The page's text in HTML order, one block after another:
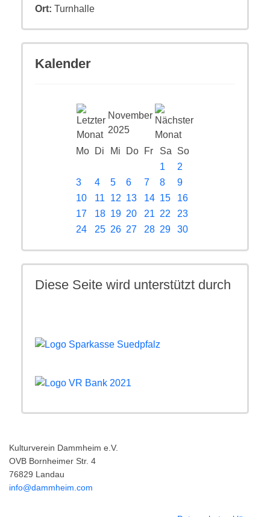
Ort: Turnhalle
Kalender
November
2025
Mo Di Mi Do Fr Sa
So
1
2
3
4 5 6 7 8
9
10
11 12 13 14 15
16
17
18 19 20 21 22
23
24
25 26 27 28 29 30
Diese Seite wird unterstützt durch
Kulturverein Dammheim e.V.
OVB Bornheimer Str. 4
76829 Landau
info@dammheim.com